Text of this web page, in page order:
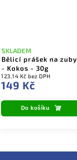
Bělicí prášek na zuby
- Kokos - 30g
SKLADEM
123,14 Kč bez DPH
149 Kč
Do košíku